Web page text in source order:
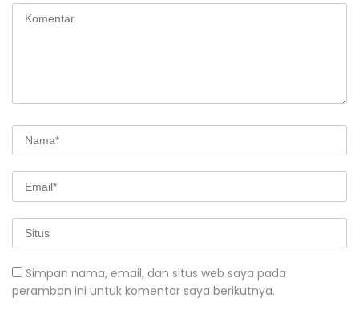
Simpan nama, email, dan situs web saya pada
peramban ini untuk komentar saya berikutnya.